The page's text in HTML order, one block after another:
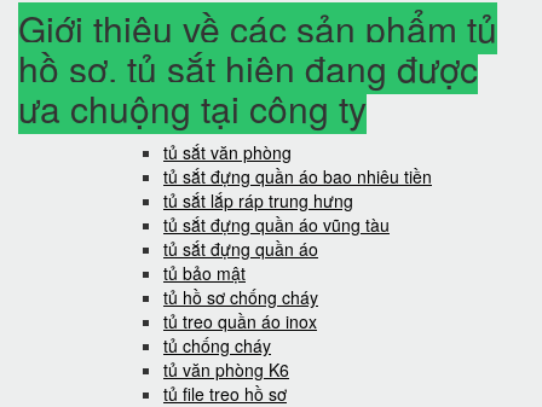
Giới thiệu về các sản phẩm tủ
hồ sơ, tủ sắt hiện đang được
ưa chuộng tại công ty
tủ sắt văn phòng
tủ sắt đựng quần áo bao nhiêu tiền
tủ sắt lắp ráp trung hưng
tủ sắt đựng quần áo vũng tàu
tủ sắt đựng quần áo
tủ bảo mật
tủ hồ sơ chống cháy
tủ treo quần áo inox
tủ chống cháy
tủ văn phòng K6
tủ file treo hồ sơ